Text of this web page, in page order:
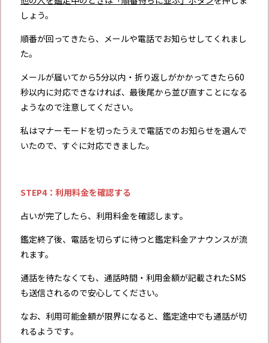
しょう。
順番が回ってきたら、メールや電話でお知らせしてくれまし
た。
メールが届いてから5分以内・折り返しがかかってきたら60
秒以内に対応できなければ、最後尾から並び直すことになる
ようなので注意してください。
私はマナーモードを切ったうえで電話でのお知らせを選んで
いたので、すぐに対応できました。
STEP4：利用料金を確認する
占いが完了したら、利用料金を確認します。
鑑定終了後、電話を切らずに待つと鑑定料金アナウンスが流
れます。
通話を待たなくても、通話時間・利用金額が記載されたSMS
も送信されるので安心してください。
なお、利用可能金額が限界になると、鑑定途中でも通話が切
れるようです。